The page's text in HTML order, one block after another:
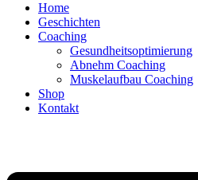
Home
Geschichten
Coaching
Gesundheitsoptimierung
Abnehm Coaching
Muskelaufbau Coaching
Shop
Kontakt